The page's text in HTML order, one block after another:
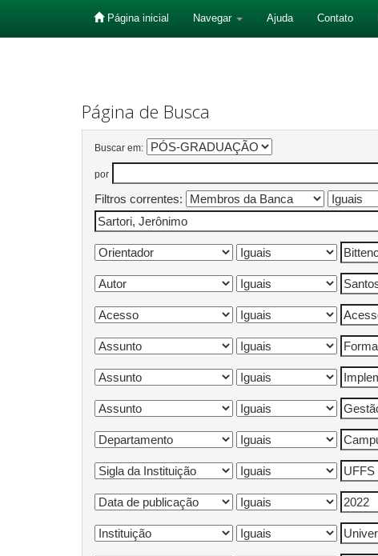
Página inicial Navegar Ajuda Contato
Página de Busca
Buscar em:
por
Filtros correntes: